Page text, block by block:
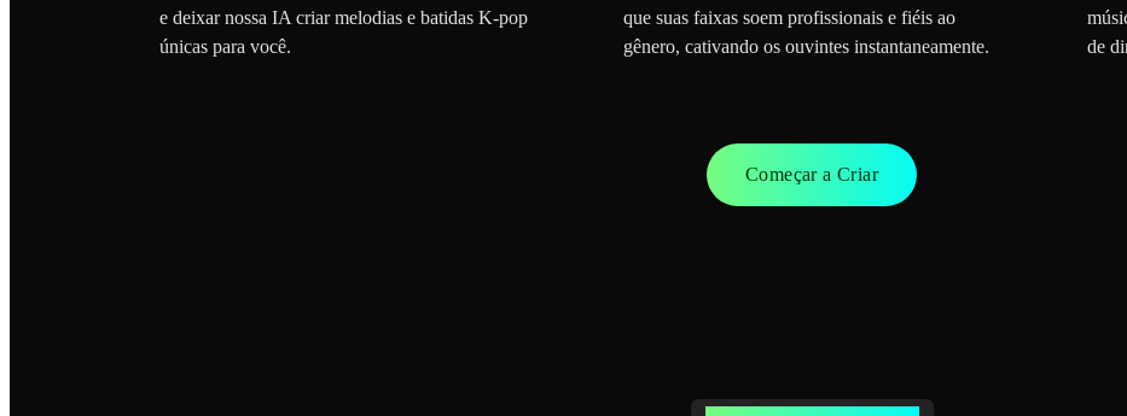
e deixar nossa IA criar melodias e batidas K-pop
únicas para você.
que suas faixas soem profissionais e fiéis ao
gênero, cativando os ouvintes instantaneamente.
de
Começar a Criar